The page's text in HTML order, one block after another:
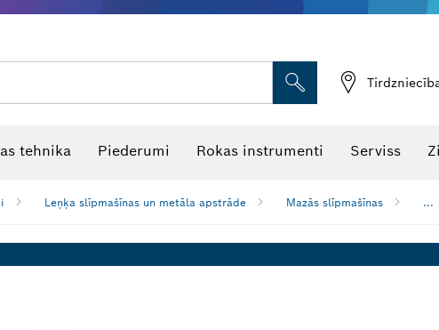
tehnika Piederumi Rokas instrumenti Serviss
Leņķa slīpmašīnas un metāla apstrāde Mazās slīpmašīnas ...